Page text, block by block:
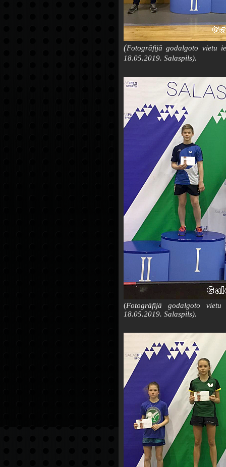
(Fotogrāfijā godalgoto vietu
18.05.2019. Salaspils).
(Fotogrāfijā godalgoto
18.05.2019. Salaspils).